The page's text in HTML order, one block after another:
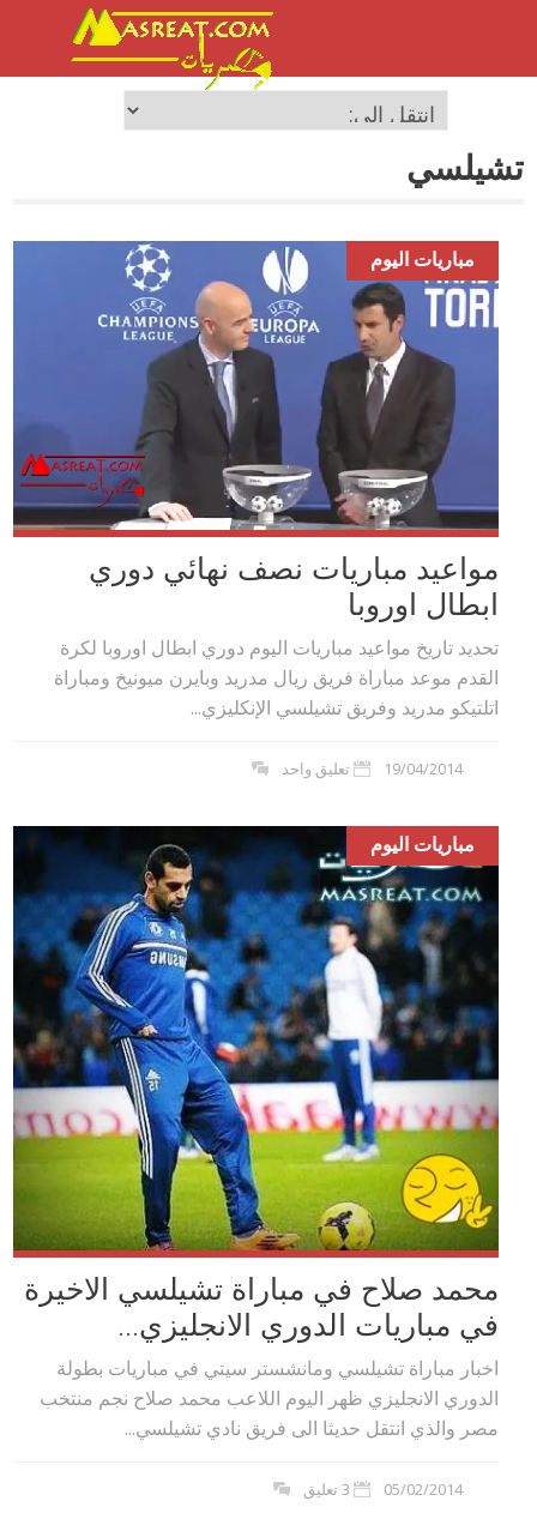
تشيلسي
مباريات اليوم
مواعيد مباريات نصف نهائي دوري
ابطال اوروبا
تحديد تاريخ مواعيد مباريات اليوم دوري ابطال اوروبا لكرة
القدم موعد مباراة فريق ريال مدريد وبايرن ميونيخ ومباراة
اتلتيكو مدريد وفريق تشيلسي الإنكليزي...
19/04/2014 تعليق واحد
مباريات اليوم
محمد صلاح في مباراة تشيلسي الاخيرة
في مباريات الدوري الانجليزي...
اخبار مباراة تشيلسي ومانشستر سيتي في مباريات بطولة
الدوري الانجليزي ظهر اليوم اللاعب محمد صلاح نجم منتخب
مصر والذي انتقل حديثا الى فريق نادي تشيلسي...
05/02/2014 3 تعليق